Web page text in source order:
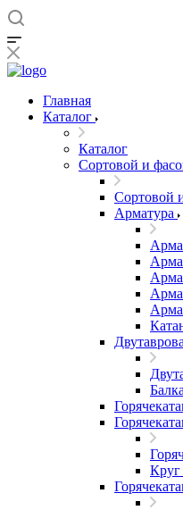
Главная
Каталог
Каталог
Сортовой и
Сортовой
Арматура
Круг